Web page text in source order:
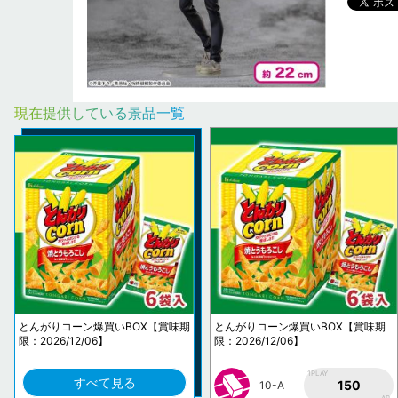
現在提供している景品一覧
とんがりコーン爆買いBOX【賞味期
限：2026/12/06】
すべて見る
とんがりコーン爆買いBOX【賞味期
限：2026/12/06】
10-A
1PLAY
150